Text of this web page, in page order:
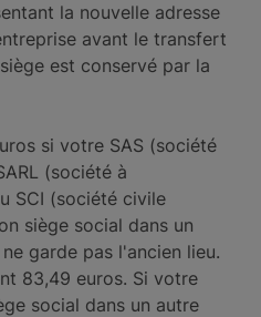
la nouvelle adresse
avant le transfert
est conservé par la
si votre SAS (société
(société à
SCI (société civile
siège social dans un
garde pas l'ancien lieu.
83,49 euros. Si votre
social dans un autre